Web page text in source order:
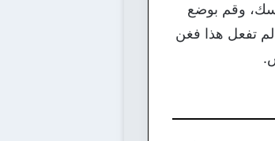
وقم بوضع
لم تفعل هذا فغن